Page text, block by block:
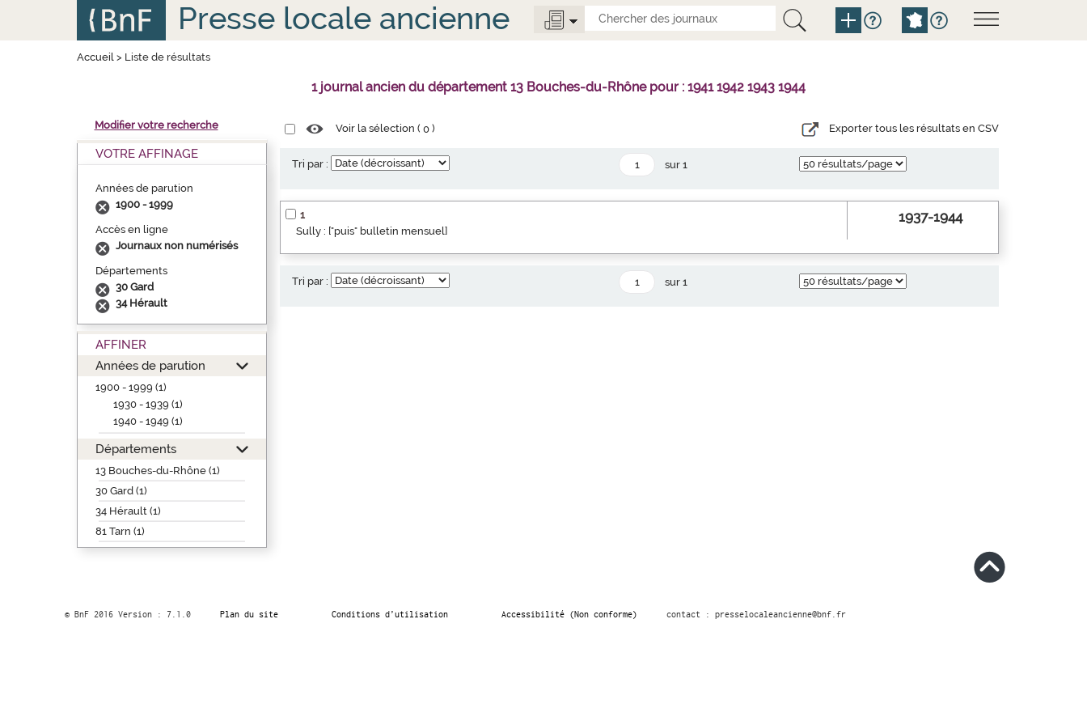
Presse locale ancienne
Accueil> Liste de résultats
1 journal ancien du département 13 Bouches-du-Rhône pour : 1941 1942 1943 1944
Modifier votre recherche
VOTRE AFFINAGE
Années de parution
1900 - 1999
Accès en ligne
Journaux non numérisés
Départements
30 Gard
34 Hérault
AFFINER
Années de parution
1900 - 1999 (1)
1930 - 1939 (1)
1940 - 1949 (1)
Départements
13 Bouches-du-Rhône (1)
30 Gard (1)
34 Hérault (1)
81 Tarn (1)
Voir la sélection (0 ) Exporter tous les résultats en CSV
Tri par : sur 1
1
Sully : ["puis" bulletin mensuel]
1937-1944
Tri par : sur 1
© BnF 2016 Version : 7.1.0 Plan du site Conditions d’utilisation Accessibilité (Non conforme) contact : presselocaleancienne@bnf.fr
Panneau de gestion des cookies